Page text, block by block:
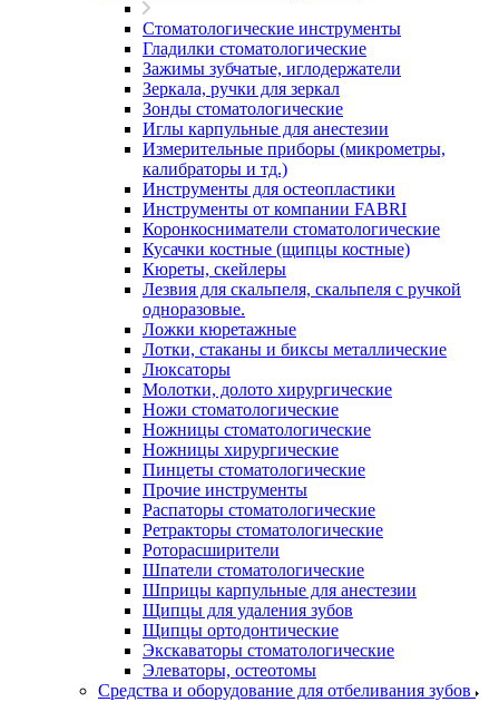
Стоматологические инструменты
Гладилки стоматологические
Зажимы зубчатые, иглодержатели
Зеркала, ручки для зеркал
Зонды стоматологические
Иглы карпульные для анестезии
Измерительные приборы (микрометры,
калибраторы и тд.)
Инструменты для остеопластики
Инструменты от компании FABRI
Коронкосниматели стоматологические
Кусачки костные (щипцы костные)
Кюреты, скейлеры
Лезвия для скальпеля, скальпеля с ручкой
одноразовые.
Ложки кюретажные
Лотки, стаканы и биксы металлические
Люксаторы
Молотки, долото хирургические
Ножи стоматологические
Ножницы стоматологические
Ножницы хирургические
Пинцеты стоматологические
Прочие инструменты
Распаторы стоматологические
Ретракторы стоматологические
Роторасширители
Шпатели стоматологические
Шприцы карпульные для анестезии
Щипцы для удаления зубов
Щипцы ортодонтические
Экскаваторы стоматологические
Элеваторы, остеотомы
Средства и оборудование для отбеливания зубов